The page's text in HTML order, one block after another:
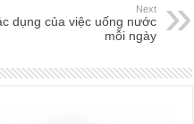
Next
dụng của việc uống nước
mỗi ngày